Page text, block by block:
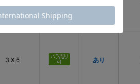
3 X 6 あり